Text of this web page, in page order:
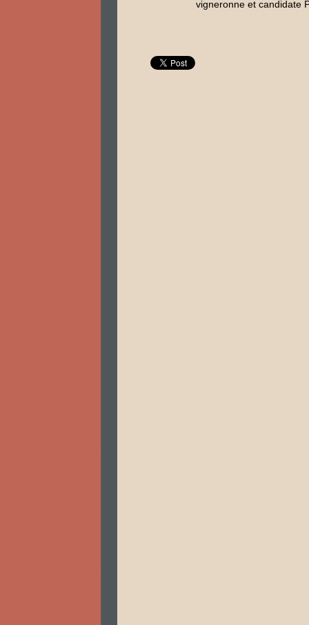
vigneronne et candidate